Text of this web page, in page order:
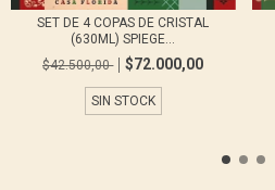
SET DE 4 COPAS DE CRISTAL
(630ML) SPIEGE...
$42.500,00
$72.000,00
SIN STOCK